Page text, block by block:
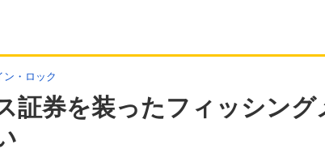
ン・ロック
証券を装ったフィッシング